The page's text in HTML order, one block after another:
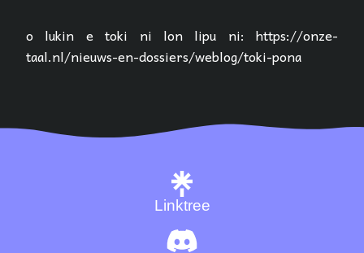
o lukin e toki ni lon lipu ni: https://onze-
taal.nl/nieuws-en-dossiers/weblog/toki-pona
Linktree